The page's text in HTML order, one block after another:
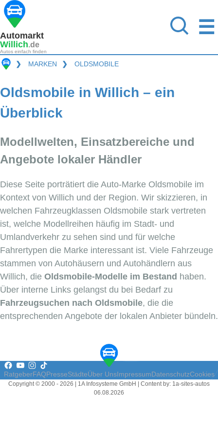
Automarkt
Willich.de
Autos einfach finden
☰
❯ MARKEN ❯ OLDSMOBILE
Oldsmobile in Willich – ein
Überblick
Modellwelten, Einsatzbereiche und
Angebote lokaler Händler
Diese Seite porträtiert die Auto-Marke Oldsmobile im
Kontext von Willich und der Region. Wir skizzieren, in
welchen Fahrzeugklassen Oldsmobile stark vertreten
ist, welche Modellreihen häufig im Stadt- und
Umlandverkehr zu sehen sind und für welche
Fahrertypen die Marke interessant ist. Viele Fahrzeuge
stammen von Autohäusern und Autohändlern aus
Willich, die Oldsmobile-Modelle im Bestand haben.
Über interne Links gelangst du bei Bedarf zu
Fahrzeugsuchen nach Oldsmobile, die die
entsprechenden Angebote der lokalen Anbieter bündeln.
RatgeberFAQPresseStädteÜber UnsImpressumDatenschutzCookies
Copyright © 2000 - 2026 | 1A Infosysteme GmbH | Content by: 1a-sites-autos
06.08.2026